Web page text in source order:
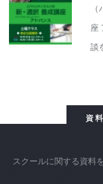
座
談
資
スクールに関する資料